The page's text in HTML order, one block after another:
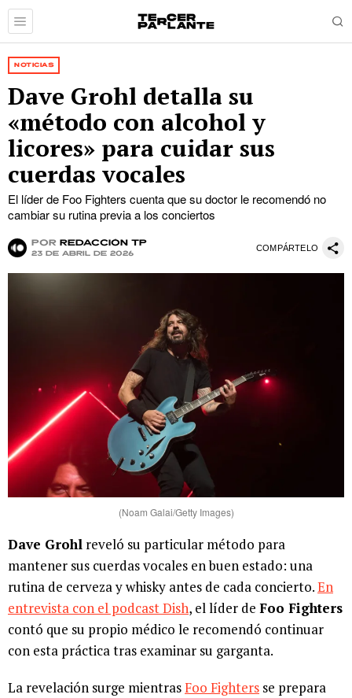
NOTICIAS
Dave Grohl detalla su
«método con alcohol y
licores» para cuidar sus
cuerdas vocales
El líder de Foo Fighters cuenta que su doctor le recomendó no
cambiar su rutina previa a los conciertos
por Redacción TP
23 de abril de 2026
COMPÁRTELO
(Noam Galai/Getty Images)
Dave Grohl reveló su particular método para
mantener sus cuerdas vocales en buen estado: una
rutina de cerveza y whisky antes de cada concierto.En
entrevista con el podcast Dish, el líder de Foo Fighters
contó que su propio médico le recomendó continuar
con esta práctica tras examinar su garganta.
La revelación surge mientrasFoo Fighters se prepara